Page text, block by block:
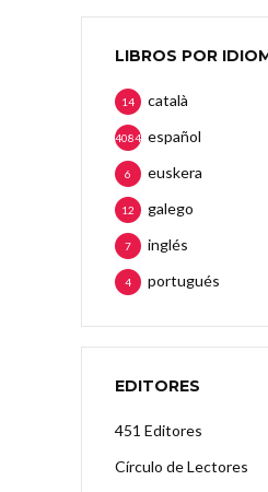
LIBROS POR
català
14
español
4084
euskera
6
galego
12
inglés
7
portugués
4
EDITORES
451 Editores
Círculo de Lectores